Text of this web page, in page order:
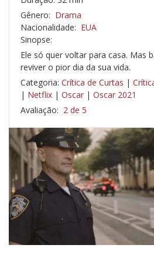
Gênero: Drama
Nacionalidade: EUA
Sinopse:
Ele só quer voltar para casa. Mas
reviver o pior dia da sua vida.
Categoria: Crítica de Curtas |
| Netflix | Oscar | Oscar 2021
Avaliação: 2 de 5